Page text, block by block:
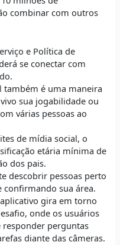
combinar com outros
e Política de
se conectar com
também é uma maneira
sua jogabilidade ou
várias pessoas ao
de mídia social, o
etária mínima de
dos pais.
descobrir pessoas perto
confirmando sua área.
gira em torno
onde os usuários
perguntas
diante das câmeras.